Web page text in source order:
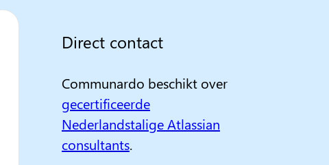
Direct contact
Communardo beschikt over
gecertificeerde
Nederlandstalige Atlassian
consultants.